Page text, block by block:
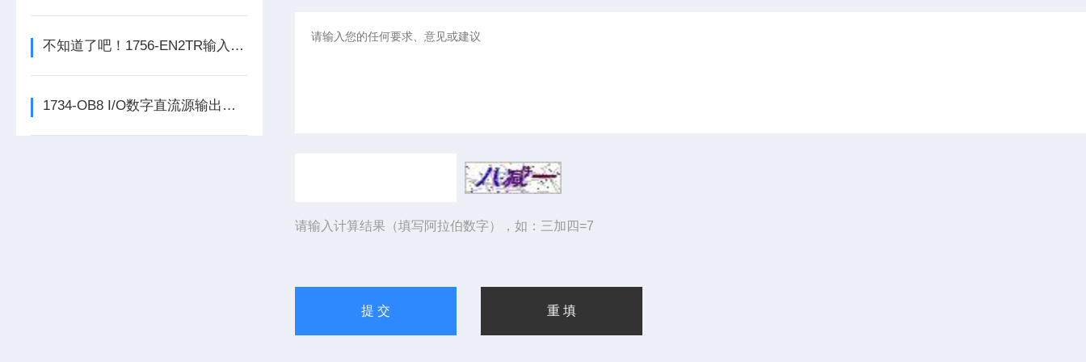
不知道了吧！1756-EN2TR输入模块是数控系统动力的保障
1734-OB8 I/O数字直流源输出模块的正确安装步骤分享
请输入计算结果（填写阿拉伯数字），如：三加四=7